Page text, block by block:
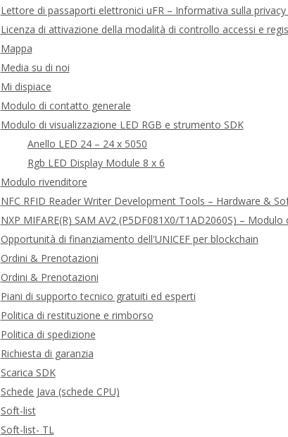
Lettore di passaporti elettronici uFR – Informativa sulla
Licenza di attivazione della modalità di controllo accessi e
Mappa
Media su di noi
Mi dispiace
Modulo di contatto generale
Modulo di visualizzazione LED RGB e strumento SDK
Anello LED 24 – 24 x 5050
Rgb LED Display Module 8 x 6
Modulo rivenditore
NFC RFID Reader Writer Development Tools – Hardware &
NXP MIFARE(R) SAM AV2 (P5DF081X0/T1AD2060S) –
Opportunità di finanziamento dell'UNICEF per blockchain
Ordini & Prenotazioni
Ordini & Prenotazioni
Piani di supporto tecnico gratuiti ed esperti
Politica di restituzione e rimborso
Politica di spedizione
Richiesta di garanzia
Scarica SDK
Schede Java (schede CPU)
Soft-list
Soft-list- TL